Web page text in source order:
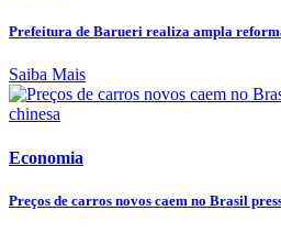
Prefeitura de Barueri realiza ampla
Saiba Mais
Economia
Preços de carros novos caem no Brasil